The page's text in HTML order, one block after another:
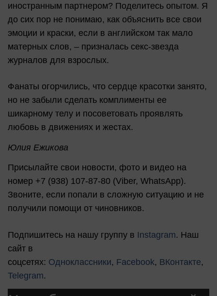
иностранным партнером? Поделитесь опытом. Я
до сих пор не понимаю, как объяснить все свои
эмоции и краски, если в английском так мало
матерных слов, – призналась секс-звезда
журналов для взрослых.
Фанаты огорчились, что сердце красотки занято,
но не забыли сделать комплименты ее
шикарному телу и посоветовать проявлять
любовь в движениях и жестах.
Юлия Ежикова
Присылайте свои новости, фото и видео на
номер +7 (938) 107-87-80 (Viber, WhatsApp).
Звоните, если попали в сложную ситуацию и не
получили помощи от чиновников.
Подпишитесь на нашу группу в Instagram. Наш
сайт в
соцсетях: Одноклассники, Facebook, ВКонтакте,
Telegram.